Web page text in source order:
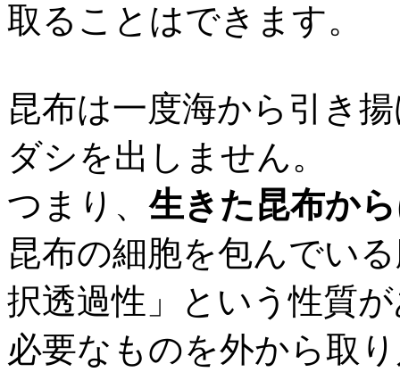
取ることはできます。
昆布は一度海から引き
ダシを出しません。
つまり、生きた昆布か
昆布の細胞を包んでい
択透過性」という性質
必要なものを外から取